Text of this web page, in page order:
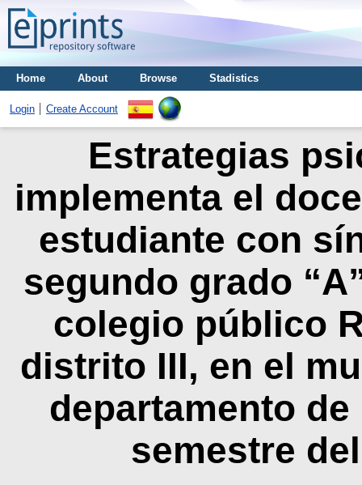
Home About Browse Stadistics
Login Create Account
Estrategias
implementa el
estudiante con
segundo grado
colegio público
distrito III, en el
departamento
semestre